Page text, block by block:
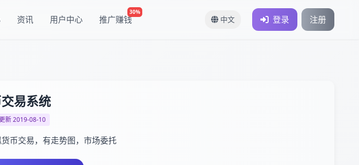
资讯 用户中心 推广赚钱
30%
中文 登录 注册
易系统
新 2019-08-10
币交易，有走势图，市场委托